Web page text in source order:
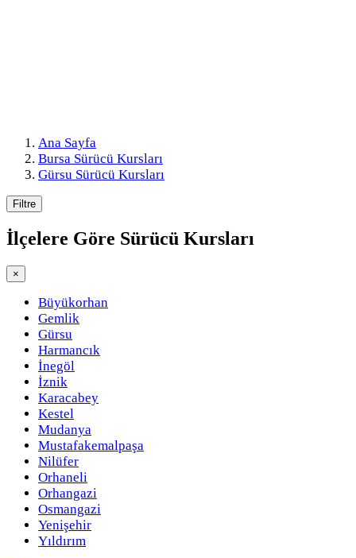
Ana Sayfa
Bursa Sürücü Kursları
Gürsu Sürücü Kursları
Filtre
İlçelere Göre Sürücü Kursları
×
Büyükorhan
Gemlik
Gürsu
Harmancık
İnegöl
İznik
Karacabey
Kestel
Mudanya
Mustafakemalpaşa
Nilüfer
Orhaneli
Orhangazi
Osmangazi
Yenişehir
Yıldırım